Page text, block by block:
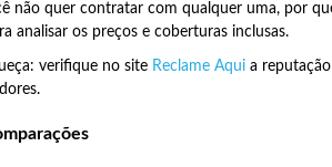
não quer contratar com qualquer uma, por
analisar os preços e coberturas inclusas.
verifique no site Reclame Aqui a